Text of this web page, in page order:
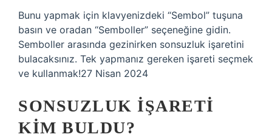
Bunu yapmak için klavyenizdeki “Sembol” tuşuna
basın ve oradan “Semboller” seçeneğine gidin.
Semboller arasında gezinirken sonsuzluk işaretini
bulacaksınız. Tek yapmanız gereken işareti seçmek
ve kullanmak!27 Nisan 2024
SONSUZLUK IŞARETI
KIM BULDU?